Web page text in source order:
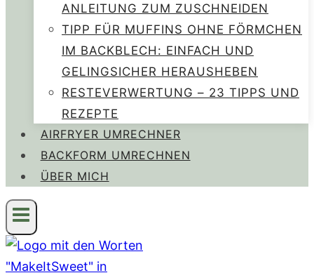
ANLEITUNG ZUM ZUSCHNEIDEN
TIPP FÜR MUFFINS OHNE FÖRMCHEN
IM BACKBLECH: EINFACH UND
GELINGSICHER HERAUSHEBEN
RESTEVERWERTUNG – 23 TIPPS UND
REZEPTE
AIRFRYER UMRECHNER
BACKFORM UMRECHNEN
ÜBER MICH